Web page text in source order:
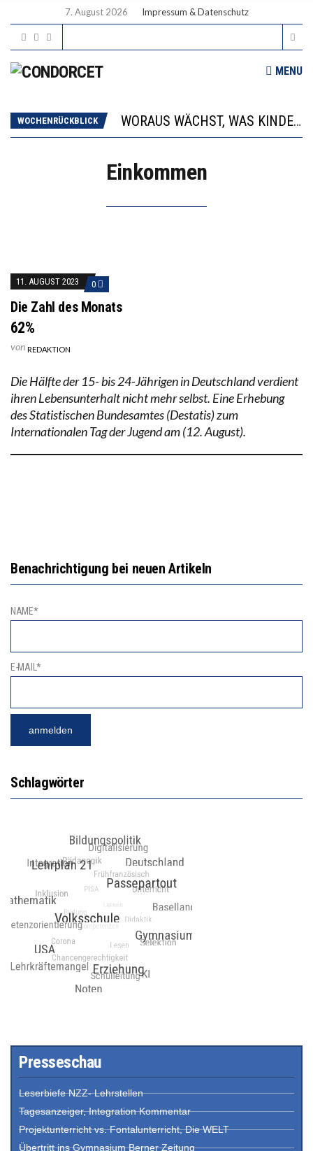
7. August 2026 Impressum & Datenschutz
MENU
WOCHENRÜCKBLICK
WORAUS WÄCHST, WAS KINDER TRÄGT
“WIR BEOBACHTEN EINEN REGELRECHTEN STURZFLUG BEI DEN LERNLEISTUNGEN”
Einkommen
11. AUGUST 2023 0
Die Zahl des Monats
62%
von REDAKTION
Die Hälfte der 15- bis 24-Jährigen in Deutschland verdient
ihren Lebensunterhalt nicht mehr selbst. Eine Erhebung
des Statistischen Bundesamtes (Destatis) zum
Internationalen Tag der Jugend am (12. August).
Benachrichtigung bei neuen Artikeln
NAME*
E-MAIL*
Schlagwörter
Presseschau
Leserbiefe NZZ- Lehrstellen
Tagesanzeiger, Integration Kommentar
Projektunterricht vs. Fontalunterricht, Die WELT
Übertritt ins Gymnasium Berner Zeitung